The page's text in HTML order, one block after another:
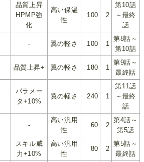
品質上昇
HPMP強
化
高い保温
性
100 2
第10話
～最終
話
- 翼の軽さ 100 1
第8話～
第10話
品質上昇+ 翼の軽さ 180 1
第9話～
最終話
パラメー
タ+10%
翼の軽さ 240 1
第11話
～最終
話
-
高い汎用
性
60 2
第4話～
第5話
スキル威
力+10%
高い汎用
性
80 2
第5話～
最終話